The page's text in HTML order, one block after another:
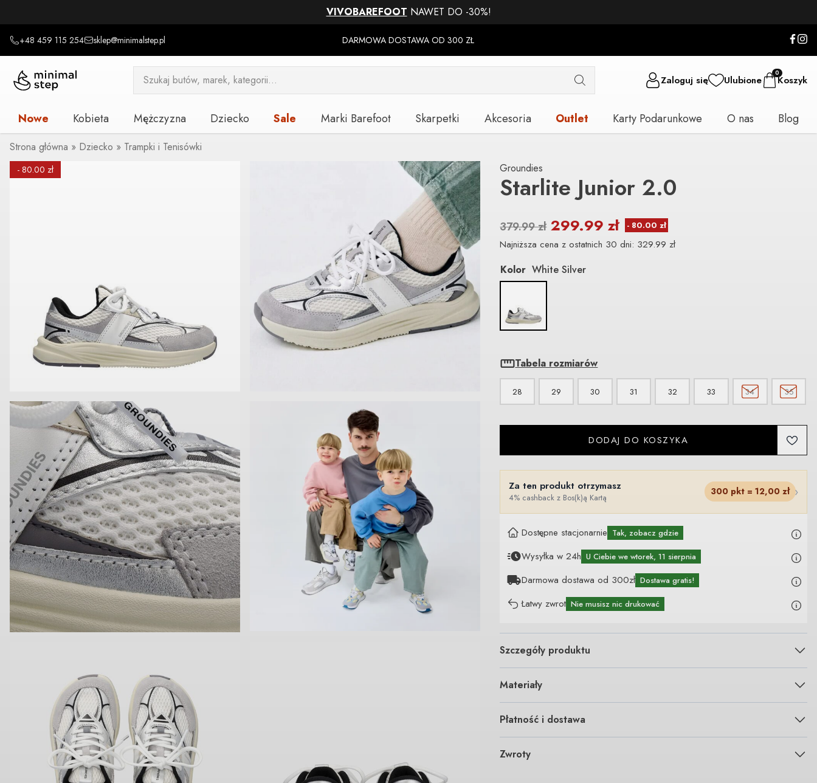
VIVOBAREFOOT NAWET DO -30%!
+48 459 115 254 sklep@minimalstep.pl DARMOWA DOSTAWA OD 300 ZŁ
Wyszukiwarka
produktów Zaloguj się Ulubione
0
Koszyk
Nowe Kobieta Mężczyzna Dziecko Sale Marki Barefoot Skarpetki Akcesoria Outlet Karty Podarunkowe O nas Blog
Strona główna » Dziecko » Trampki i Tenisówki
- 80.00 zł Groundies
Starlite Junior 2.0
379.99zł 299.99zł
Najniższa cena z ostatnich 30 dni: 329.99zł
Kolor White Silver
Tabela rozmiarów
28 29 30 31 32 33 34 35
DODAJ DO KOSZYKA
Za ten produkt otrzymasz
4% cashback z Bos(k)ą Kartą
300 pkt = 12,00 zł ›
Dostępne stacjonarnie Tak, zobacz gdzie
Wysyłka w 24h U Ciebiewe wtorek, 11 sierpnia
Darmowa dostawa od 300zł Dostawa gratis!
Łatwy zwrot Nie musisz nic drukować
Szczegóły produktu
Materiały
Płatność i dostawa
Zwroty